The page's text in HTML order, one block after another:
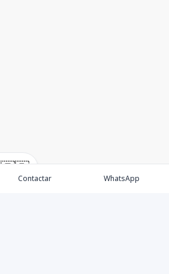
🇫🇷
Contactar WhatsApp